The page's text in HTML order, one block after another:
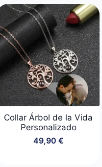
Collar Árbol de la Vida
Personalizado
49,90 €